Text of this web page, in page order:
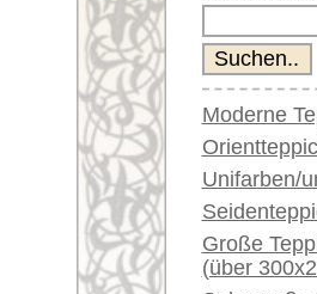
Runde & ovale Teppiche
Antike Teppiche
Antike China Teppiche
Blaue Teppiche
Graue Teppiche
Braune Teppiche
Blaue Teppiche
Grüne Teppiche
Rot/pink/flieder/lila
Beige/hell/cremefarben
Ein kleines Teppich-
Glossar...
Händler können ihre